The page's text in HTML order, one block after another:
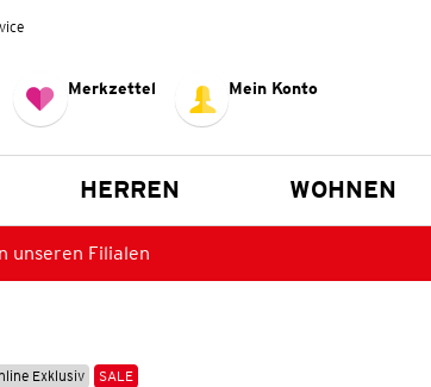
Merkzettel Mein Konto
HERREN WOHNEN
unseren Filialen
Exklusiv SALE